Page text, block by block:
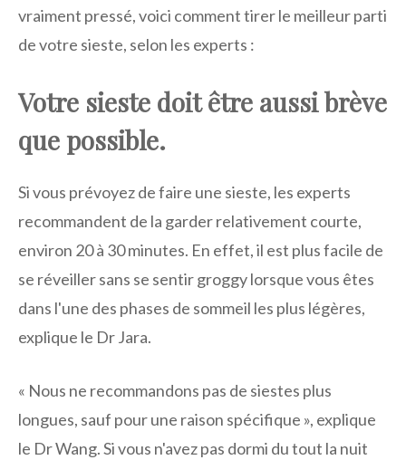
vraiment pressé, voici comment tirer le meilleur parti
de votre sieste, selon les experts :
Votre sieste doit être aussi brève
que possible.
Si vous prévoyez de faire une sieste, les experts
recommandent de la garder relativement courte,
environ 20 à 30 minutes. En effet, il est plus facile de
se réveiller sans se sentir groggy lorsque vous êtes
dans l'une des phases de sommeil les plus légères,
explique le Dr Jara.
« Nous ne recommandons pas de siestes plus
longues, sauf pour une raison spécifique », explique
le Dr Wang. Si vous n'avez pas dormi du tout la nuit